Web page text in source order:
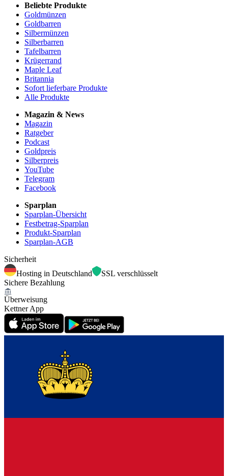
Beliebte Produkte
Goldmünzen
Goldbarren
Silbermünzen
Silberbarren
Tafelbarren
Krügerrand
Maple Leaf
Britannia
Sofort lieferbare Produkte
Alle Produkte
Magazin & News
Magazin
Ratgeber
Podcast
Goldpreis
Silberpreis
YouTube
Telegram
Facebook
Sparplan
Sparplan-Übersicht
Festbetrag-Sparplan
Produkt-Sparplan
Sparplan-AGB
Sicherheit
Hosting in Deutschland
SSL verschlüsselt
Sichere Bezahlung
Überweisung
Kettner App